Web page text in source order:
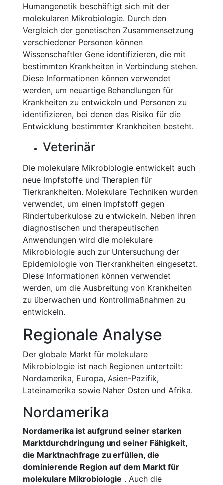
Humangenetik beschäftigt sich mit der
molekularen Mikrobiologie. Durch den
Vergleich der genetischen Zusammensetzung
verschiedener Personen können
Wissenschaftler Gene identifizieren, die mit
bestimmten Krankheiten in Verbindung stehen.
Diese Informationen können verwendet
werden, um neuartige Behandlungen für
Krankheiten zu entwickeln und Personen zu
identifizieren, bei denen das Risiko für die
Entwicklung bestimmter Krankheiten besteht.
Veterinär
Die molekulare Mikrobiologie entwickelt auch
neue Impfstoffe und Therapien für
Tierkrankheiten. Molekulare Techniken wurden
verwendet, um einen Impfstoff gegen
Rindertuberkulose zu entwickeln. Neben ihren
diagnostischen und therapeutischen
Anwendungen wird die molekulare
Mikrobiologie auch zur Untersuchung der
Epidemiologie von Tierkrankheiten eingesetzt.
Diese Informationen können verwendet
werden, um die Ausbreitung von Krankheiten
zu überwachen und Kontrollmaßnahmen zu
entwickeln.
Regionale Analyse
Der globale Markt für molekulare
Mikrobiologie ist nach Regionen unterteilt:
Nordamerika, Europa, Asien-Pazifik,
Lateinamerika sowie Naher Osten und Afrika.
Nordamerika
Nordamerika ist aufgrund seiner starken
Marktdurchdringung und seiner Fähigkeit,
die Marktnachfrage zu erfüllen, die
dominierende Region auf dem Markt für
molekulare Mikrobiologie . Auch die